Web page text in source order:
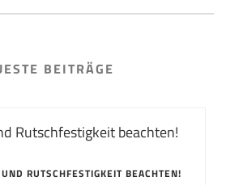
BEITRÄGE
RUTSCHFESTIGKEIT BEACHTEN!